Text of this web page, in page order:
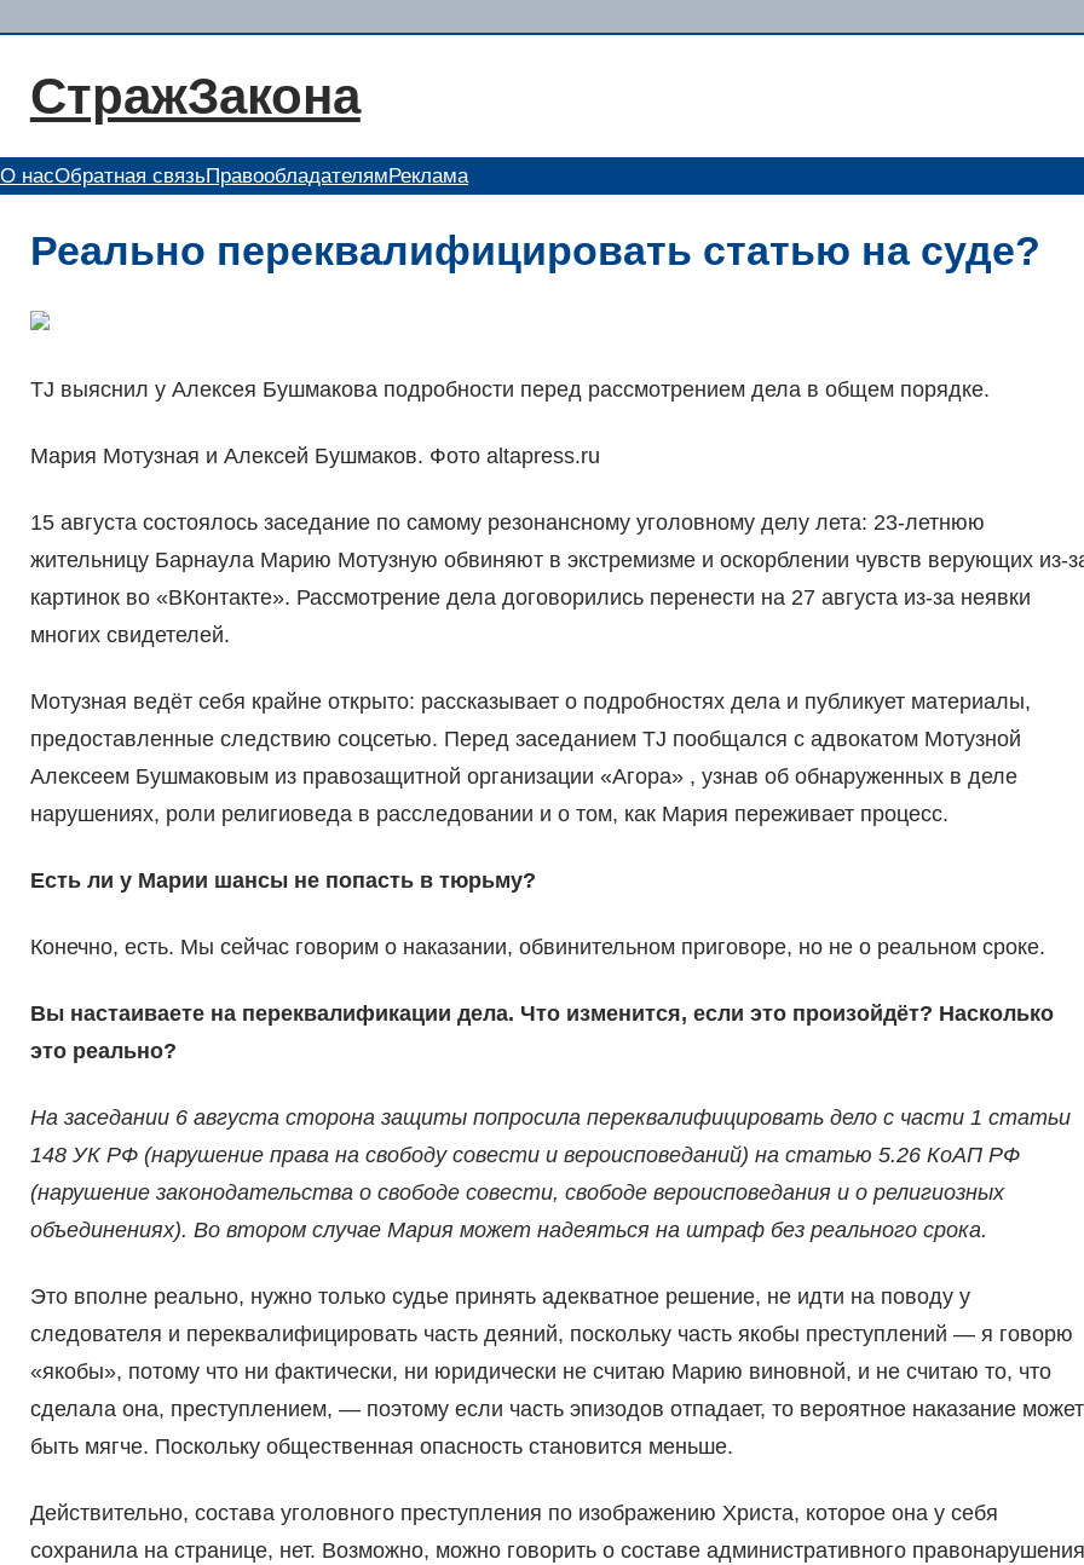
содержимому
СтражЗакона
О насОбратная связьПравообладателям Реклама
Реально переквалифицировать статью на суде?
TJ выяснил у Алексея Бушмакова подробности перед рассмотрением дела в общем порядке.
Мария Мотузная и Алексей Бушмаков. Фото altapress.ru
15 августа состоялось заседание по самому резонансному уголовному делу лета: 23-летнюю
жительницу Барнаула Марию Мотузную обвиняют в экстремизме и оскорблении чувств верующих из-
картинок во «ВКонтакте». Рассмотрение дела договорились перенести на 27 августа из-за неявки
многих свидетелей.
Мотузная ведёт себя крайне открыто: рассказывает о подробностях дела и публикует материалы,
предоставленные следствию соцсетью. Перед заседанием TJ пообщался с адвокатом Мотузной
Алексеем Бушмаковым из правозащитной организации «Агора» , узнав об обнаруженных в деле
нарушениях, роли религиоведа в расследовании и о том, как Мария переживает процесс.
Есть ли у Марии шансы не попасть в тюрьму?
Конечно, есть. Мы сейчас говорим о наказании, обвинительном приговоре, но не о реальном сроке.
Вы настаиваете на переквалификации дела. Что изменится, если это произойдёт? Насколько
это реально?
На заседании 6 августа сторона защиты попросила переквалифицировать дело с части 1 статьи
148 УК РФ (нарушение права на свободу совести и вероисповеданий) на статью 5.26 КоАП РФ
(нарушение законодательства о свободе совести, свободе вероисповедания и о религиозных
объединениях). Во втором случае Мария может надеяться на штраф без реального срока.
Это вполне реально, нужно только судье принять адекватное решение, не идти на поводу у
следователя и переквалифицировать часть деяний, поскольку часть якобы преступлений — я говорю
«якобы», потому что ни фактически, ни юридически не считаю Марию виновной, и не считаю то, что
сделала она, преступлением, — поэтому если часть эпизодов отпадает, то вероятное наказание может
быть мягче. Поскольку общественная опасность становится меньше.
Действительно, состава уголовного преступления по изображению Христа, которое она у себя
сохранила на странице, нет. Возможно, можно говорить о составе административного